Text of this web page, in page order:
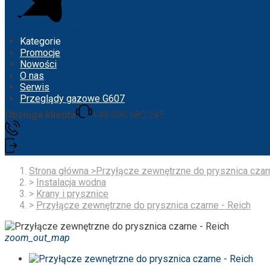
Kategorie
Promocje
Nowości
O nas
Serwis
Przeglądy gazowe G607
Obsługa klienta
+48 690 680 245
Strona główna >Przyłącze zewnętrzne do prysznica
> Instalacja wodna
> Krany i prysznice
> Przyłącze zewnętrzne do prysznica czarne - Reich
zoom_out_map